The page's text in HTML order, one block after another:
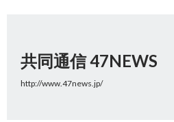
共同通信 47NEWS
http://www.47news.jp/